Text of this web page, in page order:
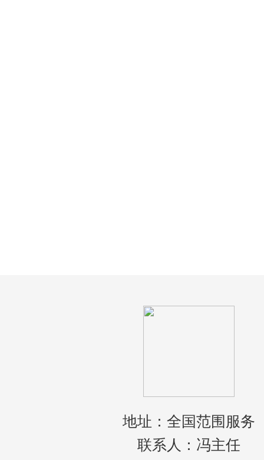
地址：全国范围服务
联系人：冯主任